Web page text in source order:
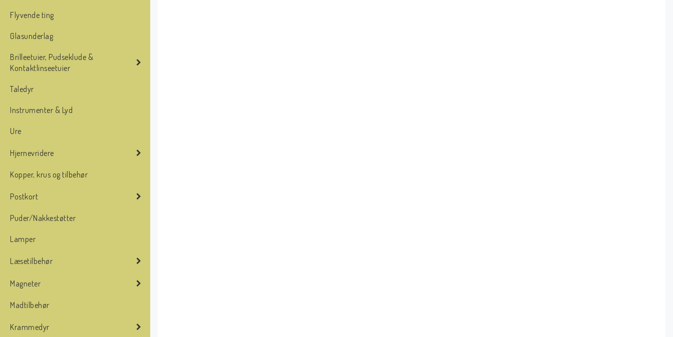
Flyvende ting
Glasunderlag
Brilleetuier, Pudseklude &
Kontaktlinseetuier
Taledyr
Instrumenter & Lyd
Ure
Hjernevridere
Kopper, krus og tilbehør
Postkort
Puder/Nakkestøtter
Lamper
Læsetilbehør
Magneter
Madtilbehør
Krammedyr